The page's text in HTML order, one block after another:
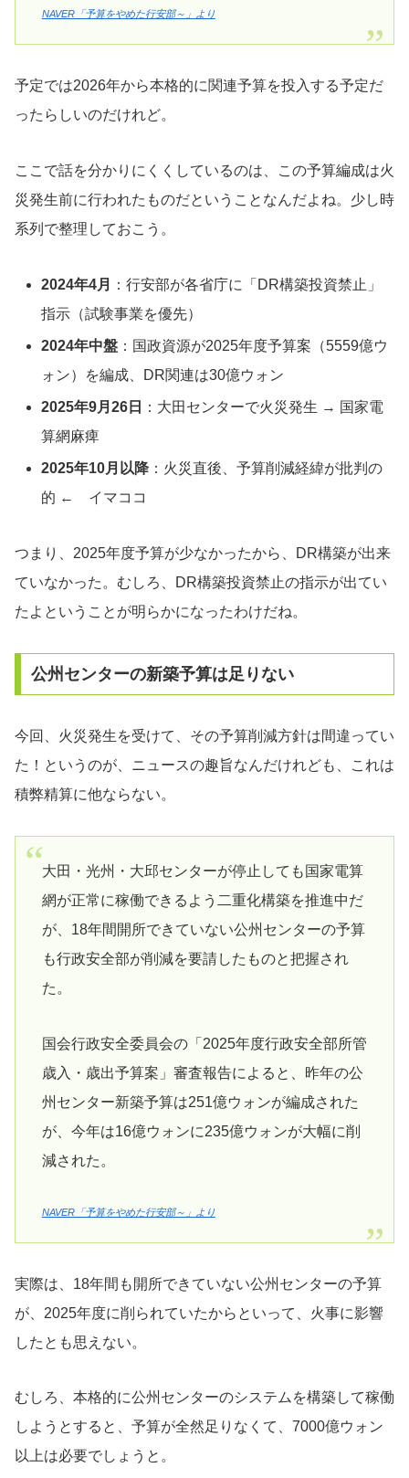
NAVER「予算をやめた行安部～」より
予定では2026年から本格的に関連予算を投入する予定だ
ったらしいのだけれど。
ここで話を分かりにくくしているのは、この予算編成は火
災発生前に行われたものだということなんだよね。少し時
系列で整理しておこう。
2024年4月
：行安部が各省庁に「DR構築投資禁止」
指示（試験事業を優先）
2024年中盤 ：国政資源が2025年度予算案（5559億ウ
ォン）を編成、DR関連は30億ウォン
2025年9月26日
：大田センターで火災発生 → 国家電
算網麻痺
2025年10月以降 ：火災直後、予算削減経緯が批判の
的 ← イマココ
つまり、2025年度予算が少なかったから、DR構築が出来
ていなかった。むしろ、DR構築投資禁止の指示が出てい
たよということが明らかになったわけだね。
公州センターの新築予算は足りない
今回、火災発生を受けて、その予算削減方針は間違ってい
た！というのが、ニュースの趣旨なんだけれども、これは
積弊精算に他ならない。
大田・光州・大邱センターが停止しても国家電算
網が正常に稼働できるよう二重化構築を推進中だ
が、18年間開所できていない公州センターの予算
も行政安全部が削減を要請したものと把握され
た。
国会行政安全委員会の「2025年度行政安全部所管
歳入・歳出予算案」審査報告によると、昨年の公
州センター新築予算は251億ウォンが編成された
が、今年は16億ウォンに235億ウォンが大幅に削
減された。
NAVER「予算をやめた行安部～」より
実際は、18年間も開所できていない公州センターの予算
が、2025年度に削られていたからといって、火事に影響
したとも思えない。
むしろ、本格的に公州センターのシステムを構築して稼働
しようとすると、予算が全然足りなくて、7000億ウォン
以上は必要でしょうと。